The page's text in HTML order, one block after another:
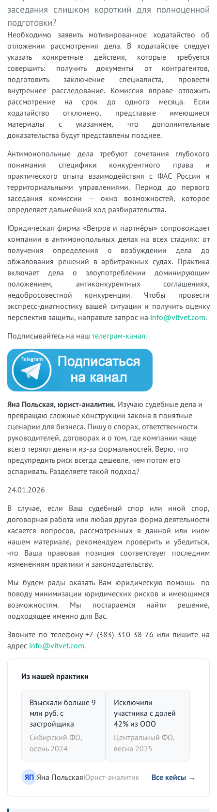
заседания слишком короткий для полноценной
подготовки?
Необходимо заявить мотивированное ходатайство об
отложении рассмотрения дела. В ходатайстве следует
указать конкретные действия, которые требуется
совершить: получить документы от контрагентов,
подготовить заключение специалиста, провести
внутреннее расследование. Комиссия вправе отложить
рассмотрение на срок до одного месяца. Если
ходатайство отклонено, представьте имеющиеся
материалы с указанием, что дополнительные
доказательства будут представлены позднее.
Антимонопольные дела требуют сочетания глубокого
понимания специфики конкурентного права и
практического опыта взаимодействия с ФАС России и
территориальными управлениями. Период до первого
заседания комиссии — окно возможностей, которое
определяет дальнейший ход разбирательства.
Юридическая фирма «Ветров и партнёры» сопровождает
компании в антимонопольных делах на всех стадиях: от
получения определения о возбуждении дела до
обжалования решений в арбитражных судах. Практика
включает дела о злоупотреблении доминирующим
положением, антиконкурентных соглашениях,
недобросовестной конкуренции. Чтобы провести
экспресс-диагностику вашей ситуации и получить оценку
перспектив защиты, направьте запрос на info@vitvet.com.
Подписывайтесь на наш телеграм-канал.
Яна Польская, юрист-аналитик. Изучаю судебные дела и
превращаю сложные конструкции закона в понятные
сценарии для бизнеса. Пишу о спорах, ответственности
руководителей, договорах и о том, где компании чаще
всего теряют деньги из-за формальностей. Верю, что
предупредить риск всегда дешевле, чем потом его
оспаривать. Разделяете такой подход?
24.01.2026
В случае, если Ваш судебный спор или иной спор,
договорная работа или любая другая форма деятельности
касается вопросов, рассмотренных в данной или ином
нашем материале, рекомендуем проверить и убедиться,
что Ваша правовая позиция соответствует последним
изменениям практики и законодательству.
Мы будем рады оказать Вам юридическую помощь по
поводу минимизации юридических рисков и имеющимся
возможностям. Мы постараемся найти решение,
подходящее именно для Вас.
Звоните по телефону +7 (383) 310-38-76 или пишите на
адрес info@vitvet.com.
Из нашей практики
Взыскали больше 9
млн руб. с
застройщика
Сибирский ФО,
осень 2024
Исключили
участника с долей
42% из ООО
Центральный ФО,
весна 2025
ЯП Яна ПольскаяЮрист-аналитик Все кейсы →